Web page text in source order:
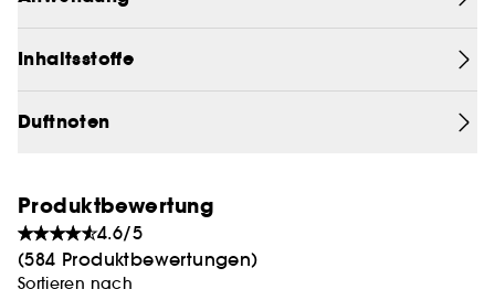
Inhaltsstoffe
Duftnoten
Produktbewertung
4.6/5
(584 Produktbewertungen)
Sortieren nach